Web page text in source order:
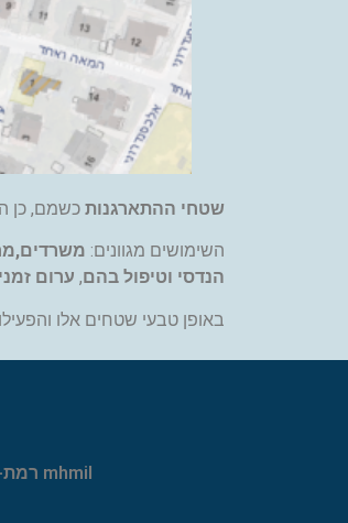
שטחי ההתארגנות כשמם, כן
השימושים מגוונים:
הנדסי וטיפול בהם, ערום
באופן טבעי שטחים אלו
mhmil רמת-גן עמוד ראשי